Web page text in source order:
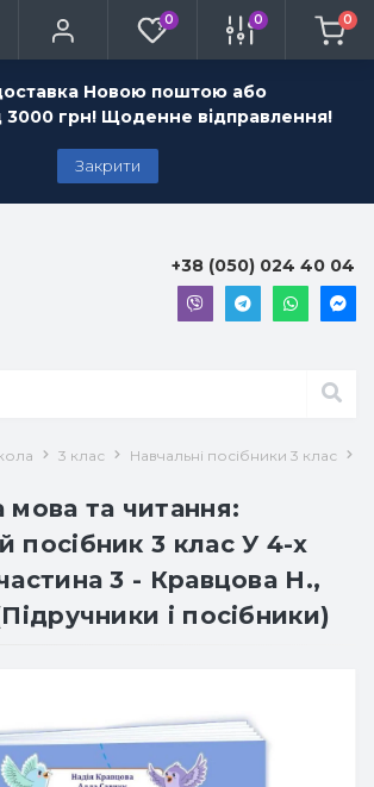
Новою поштою або
грн! Щоденне відправлення!
Закрити
0 0 0
+38 (050) 024 40 04
3 клас Навчальні посібники 3 клас
мова та читання:
посібник 3 клас У 4-х
3 - Кравцова Н.,
і посібники)